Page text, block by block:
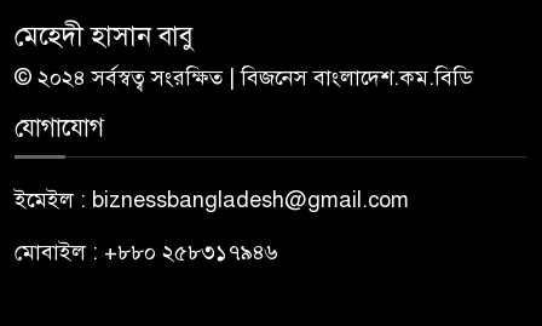
মেহেদী হাসান বাবু
© ২০২৪ সর্বস্বত্ব সংরক্ষিত | বিজনেস বাংলাদেশ.কম.বিডি
যোগাযোগ
ইমেইল : biznessbangladesh@gmail.com
মোবাইল : +৮৮০ ২৫৮৩১৭৯৪৬